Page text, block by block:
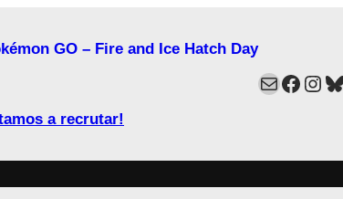
GO – Fire and Ice Hatch Day
a recrutar!
Mail